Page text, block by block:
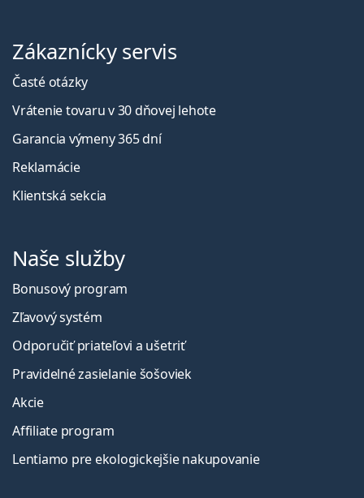
Zákaznícky servis
Časté otázky
Vrátenie tovaru v 30 dňovej lehote
Garancia výmeny 365 dní
Reklamácie
Klientská sekcia
Naše služby
Bonusový program
Zľavový systém
Odporučiť priateľovi a ušetriť
Pravidelné zasielanie šošoviek
Akcie
Affiliate program
Lentiamo pre ekologickejšie nakupovanie